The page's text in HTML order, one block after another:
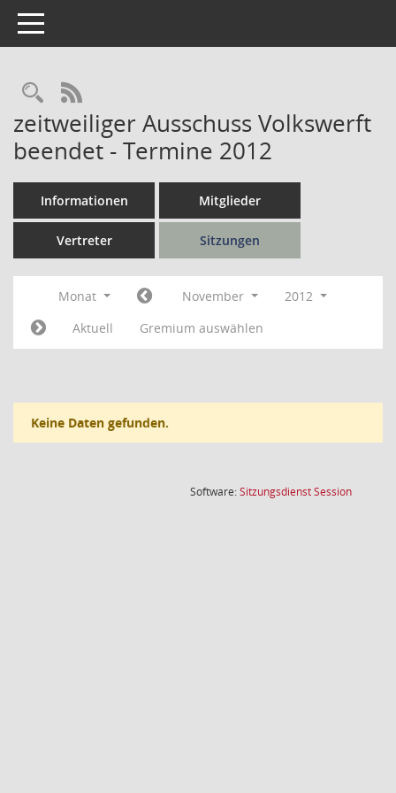
Toggle navigation
Rechercheauswahl
RSS-Feed
zeitweiliger Ausschuss Volkswerft
beendet - Termine 2012
Informationen Mitglieder
Vertreter Sitzungen
Monat November
2012
Aktuell
Gremium auswählen
Keine Daten gefunden.
Software:SitzungsdienstSession(Wird in